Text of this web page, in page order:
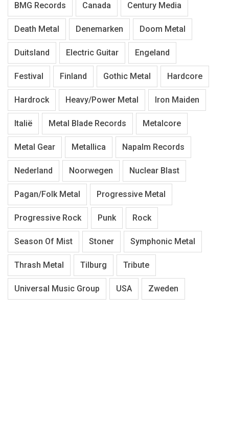
BMG Records Canada Century Media
Death Metal Denemarken Doom Metal
Duitsland Electric Guitar Engeland
Festival Finland Gothic Metal Hardcore
Hardrock Heavy/Power Metal Iron Maiden
Italië Metal Blade Records Metalcore
Metal Gear Metallica Napalm Records
Nederland Noorwegen Nuclear Blast
Pagan/Folk Metal Progressive Metal
Progressive Rock Punk Rock
Season Of Mist Stoner Symphonic Metal
Thrash Metal Tilburg Tribute
Universal Music Group USA Zweden